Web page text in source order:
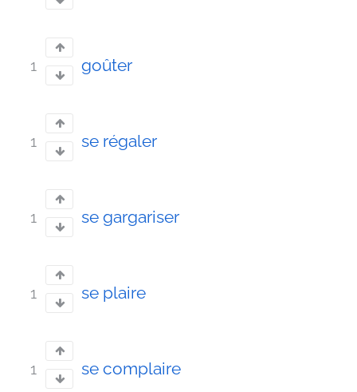
1 goûter
1 se régaler
1 se gargariser
1 se plaire
1 se complaire